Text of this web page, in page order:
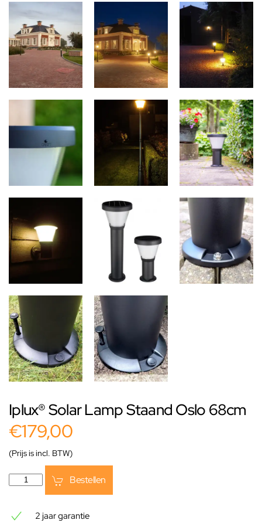
Iplux® Solar Lamp Staand Oslo 68cm
€179,00
(Prijs is incl. BTW)
Bestellen
2 jaar garantie